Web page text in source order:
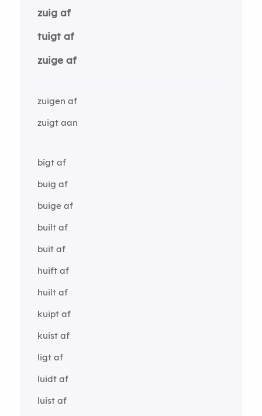
zuig af
tuigt af
zuige af
zuigen af
zuigt aan
bigt af
buig af
buige af
built af
buit af
huift af
huilt af
kuipt af
kuist af
ligt af
luidt af
luist af